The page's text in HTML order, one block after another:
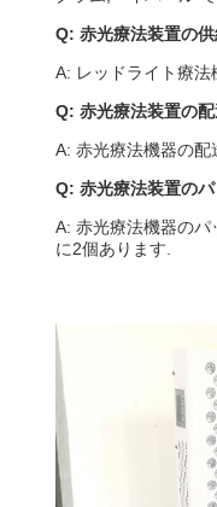
Q: 赤光療法装置の
A: レッドライト療法
Q: 赤光療法装置の
A: 赤光療法機器の配
Q: 赤光療法装置の
A: 赤光療法機器の
に2個あります.